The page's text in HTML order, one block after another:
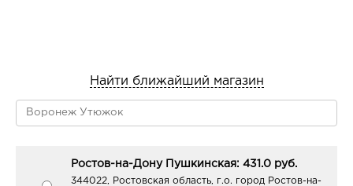
Найти ближайший магазин
Ростов-на-Дону Пушкинская: 431.0 руб.
344022, Ростовская область, г.о. город Ростов-на-